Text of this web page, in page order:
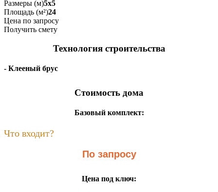
Размеры (м)5x5
Площадь (м²)24
Цена по запросу
Получить смету
Технология строительства
- Клееный брус
Стоимость дома
Базовый комплект:
Что входит?
По запросу
Цена под ключ: